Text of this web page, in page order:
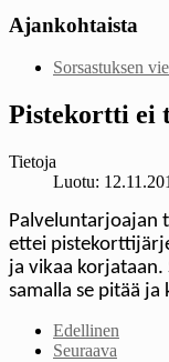
Ajankohtaista
Sorsastuksen
Pistekortti ei
Tietoja
Luotu:
Palveluntarjoajan
ettei
ja vikaa korjataan.
samalla se pitää
Edellinen
Seuraava